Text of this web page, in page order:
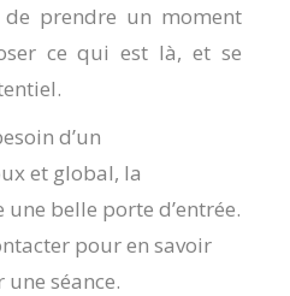
prendre un moment
ce qui est là, et se
d’un
et global, la
belle porte d’entrée.
pour en savoir
séance.